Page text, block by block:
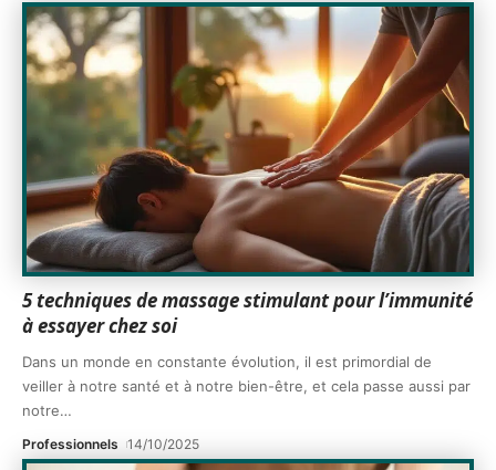
5 techniques de massage stimulant pour l’immunité
à essayer chez soi
Dans un monde en constante évolution, il est primordial de
veiller à notre santé et à notre bien-être, et cela passe aussi par
notre…
Professionnels 14/10/2025